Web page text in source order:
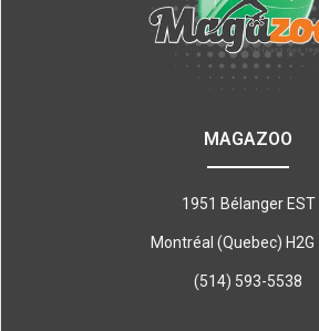
MAGAZOO
1951 Bélanger EST
Montréal (Quebec) H2G
(514) 593-5538